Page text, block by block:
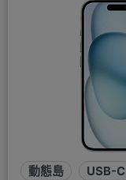
動態島 USB-C